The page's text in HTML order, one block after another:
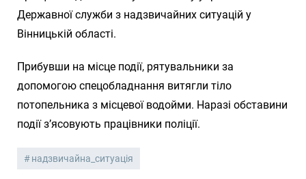
Державної служби з надзвичайних ситуацій у
Вінницькій області.
Прибувши на місце події, рятувальники за
допомогою спецобладнання витягли тіло
потопельника з місцевої водойми. Наразі обставини
події з’ясовують працівники поліції.
надзвичайна_ситуація